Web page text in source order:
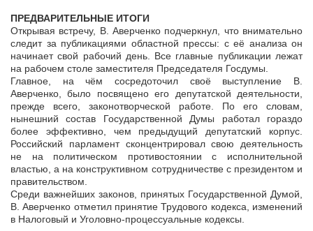
ПРЕДВАРИТЕЛЬНЫЕ ИТОГИ
Открывая встречу, В. Аверченко подчеркнул, что внимательно
следит за публикациями областной прессы: с её анализа он
начинает свой рабочий день. Все главные публикации лежат
на рабочем столе заместителя Председателя Госдумы.
Главное, на чём сосредоточил своё выступление В.
Аверченко, было посвящено его депутатской деятельности,
прежде всего, законотворческой работе. По его словам,
нынешний состав Государственной Думы работал гораздо
более эффективно, чем предыдущий депутатский корпус.
Российский парламент сконцентрировал свою деятельность
не на политическом противостоянии с исполнительной
властью, а на конструктивном сотрудничестве с президентом и
правительством.
Среди важнейших законов, принятых Государственной Думой,
В. Аверченко отметил принятие Трудового кодекса, изменений
в Налоговый и Уголовно-процессуальные кодексы.